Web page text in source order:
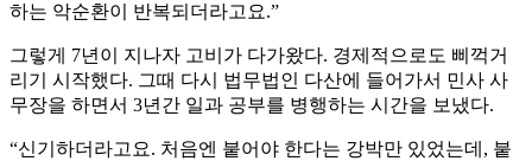
하는 악순환이 반복되더라고요.”
그렇게 7년이 지나자 고비가 다가왔다. 경제적으로도 삐꺽거
리기 시작했다. 그때 다시 법무법인 다산에 들어가서 민사 사
무장을 하면서 3년간 일과 공부를 병행하는 시간을 보냈다.
“신기하더라고요. 처음엔 붙어야 한다는 강박만 있었는데, 붙